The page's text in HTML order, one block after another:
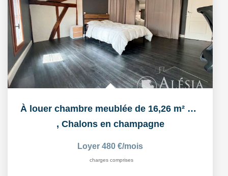
À louer chambre meublée de 16,26 m² dans un logement...
, Chalons en champagne
Loyer 480 €/mois
charges comprises